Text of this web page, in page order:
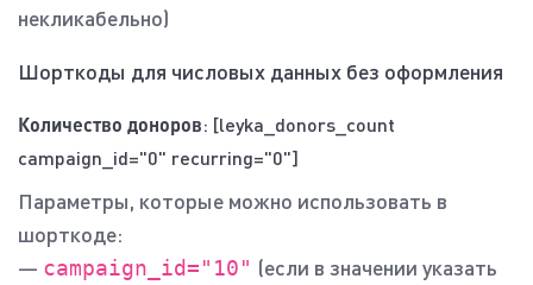
некликабельно)
Шорткоды для числовых данных без оформления
Количество доноров: [leyka_donors_count
campaign_id="0" recurring="0"]
Параметры, которые можно использовать в
шорткоде:
— campaign_id="10" (если в значении указать